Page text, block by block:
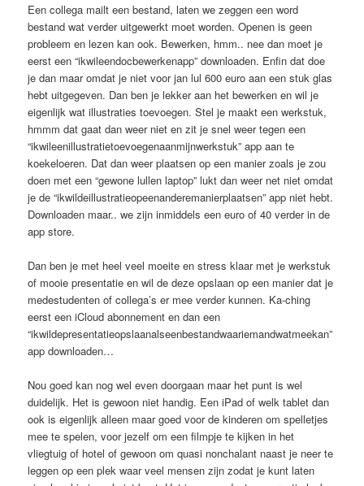
Een collega mailt een bestand, laten we zeggen een word
bestand wat verder uitgewerkt moet worden. Openen is geen
probleem en lezen kan ook. Bewerken, hmm.. nee dan moet je
eerst een “ikwileendocbewerkenapp” downloaden. Enfin dat doe
je dan maar omdat je niet voor jan lul 600 euro aan een stuk glas
hebt uitgegeven. Dan ben je lekker aan het bewerken en wil je
eigenlijk wat illustraties toevoegen. Stel je maakt een werkstuk,
hmmm dat gaat dan weer niet en zit je snel weer tegen een
“ikwileenillustratietoevoegenaanmijnwerkstuk” app aan te
koekeloeren. Dat dan weer plaatsen op een manier zoals je zou
doen met een “gewone lullen laptop” lukt dan weer net niet omdat
je de “ikwildeillustratieopeenanderemanierplaatsen” app niet hebt.
Downloaden maar.. we zijn inmiddels een euro of 40 verder in de
app store.
Dan ben je met heel veel moeite en stress klaar met je werkstuk
of mooie presentatie en wil de deze opslaan op een manier dat je
medestudenten of collega’s er mee verder kunnen. Ka-ching
eerst een iCloud abonnement en dan een
“ikwildepresentatieopslaanalseenbestandwaariemandwatmeekan”
app downloaden…
Nou goed kan nog wel even doorgaan maar het punt is wel
duidelijk. Het is gewoon niet handig. Een iPad of welk tablet dan
ook is eigenlijk alleen maar goed voor de kinderen om spelletjes
mee te spelen, voor jezelf om een filmpje te kijken in het
vliegtuig of hotel of gewoon om quasi nonchalant naast je neer te
leggen op een plek waar veel mensen zijn zodat je kunt laten